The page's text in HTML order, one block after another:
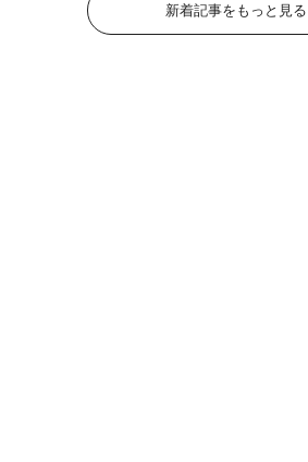
新着記事をもっと見る